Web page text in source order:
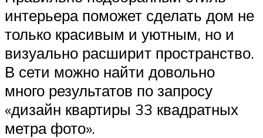
интерьера поможет сделать дом не
только красивым и уютным, но и
визуально расширит пространство.
В сети можно найти довольно
много результатов по запросу
«дизайн квартиры 33 квадратных
метра фото».